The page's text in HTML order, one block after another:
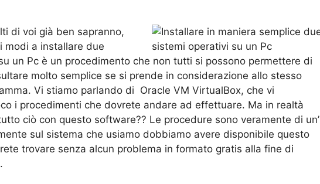
di voi già ben sapranno,
modi a installare due
un Pc è un procedimento che non tutti si possono permettere di
molto semplice se si prende in considerazione allo stesso
Vi stiamo parlando di Oracle VM VirtualBox, che vi
i procedimenti che dovrete andare ad effettuare. Ma in realtà
ciò con questo software?? Le procedure sono veramente di un’
sul sistema che usiamo dobbiamo avere disponibile questo
trovare senza alcun problema in formato gratis alla fine di
.